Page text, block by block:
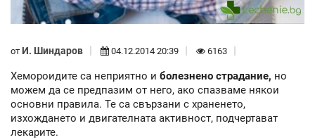
от И. Шиндаров 04.12.2014 20:39 6163
Хемороидите са неприятно и болезнено страдание, но
можем да се предпазим от него, ако спазваме някои
основни правила. Те са свързани с храненето,
изхождането и двигателната активност, подчертават
лекарите.